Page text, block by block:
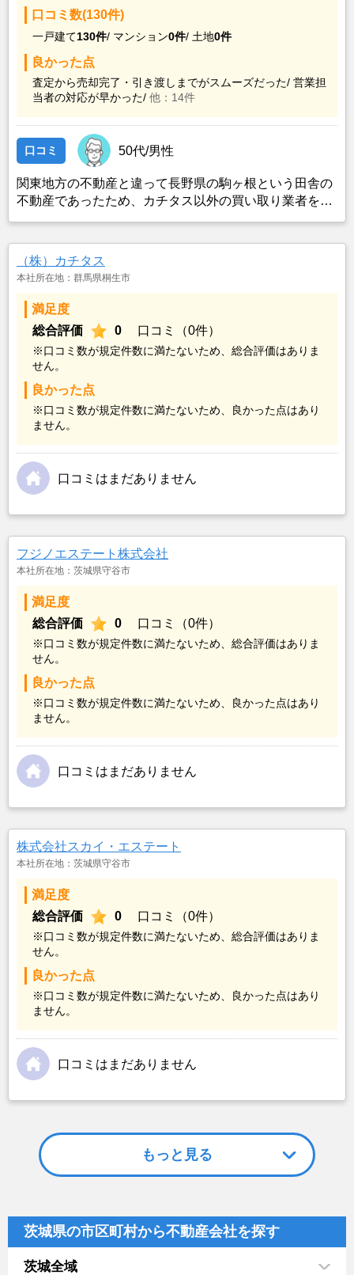
口コミ数(130件)
一戸建て130件/ マンション0件/ 土地0件
良かった点
査定から売却完了・引き渡しまでがスムーズだった/ 営業担
当者の対応が早かった/ 他：14件
口コミ 50代/男性
関東地方の不動産と違って長野県の駒ヶ根という田舎の
不動産であったため、カチタス以外の買い取り業者をみ
も空き家の状態で不動産を残しておけないと考えて売却
を決めた。
（株）カチタス
本社所在地：群馬県桐生市
満足度
総合評価
0 口コミ（0件）
※口コミ数が規定件数に満たないため、総合評価はありま
せん。
良かった点
※口コミ数が規定件数に満たないため、良かった点はあり
ません。
口コミはまだありません
フジノエステート株式会社
本社所在地：茨城県守谷市
満足度
総合評価
0 口コミ（0件）
※口コミ数が規定件数に満たないため、総合評価はありま
せん。
良かった点
※口コミ数が規定件数に満たないため、良かった点はあり
ません。
口コミはまだありません
株式会社スカイ・エステート
本社所在地：茨城県守谷市
満足度
総合評価
0 口コミ（0件）
※口コミ数が規定件数に満たないため、総合評価はありま
せん。
良かった点
※口コミ数が規定件数に満たないため、良かった点はあり
ません。
口コミはまだありません
もっと見る
茨城県の市区町村から不動産会社を探す
茨城全域